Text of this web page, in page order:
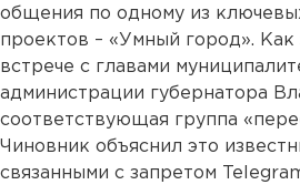
общения по одному из
проектов – «Умный город». Как
встрече с главами
администрации губернатора
соответствующая группа
Чиновник объяснил это
связанными с запретом